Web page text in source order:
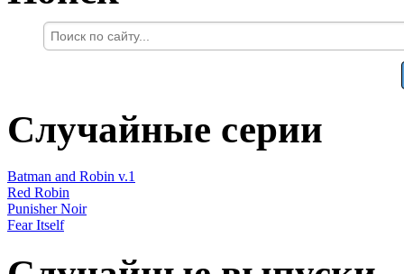
Случайные серии
Batman and Robin v.1
Red Robin
Punisher Noir
Fear Itself